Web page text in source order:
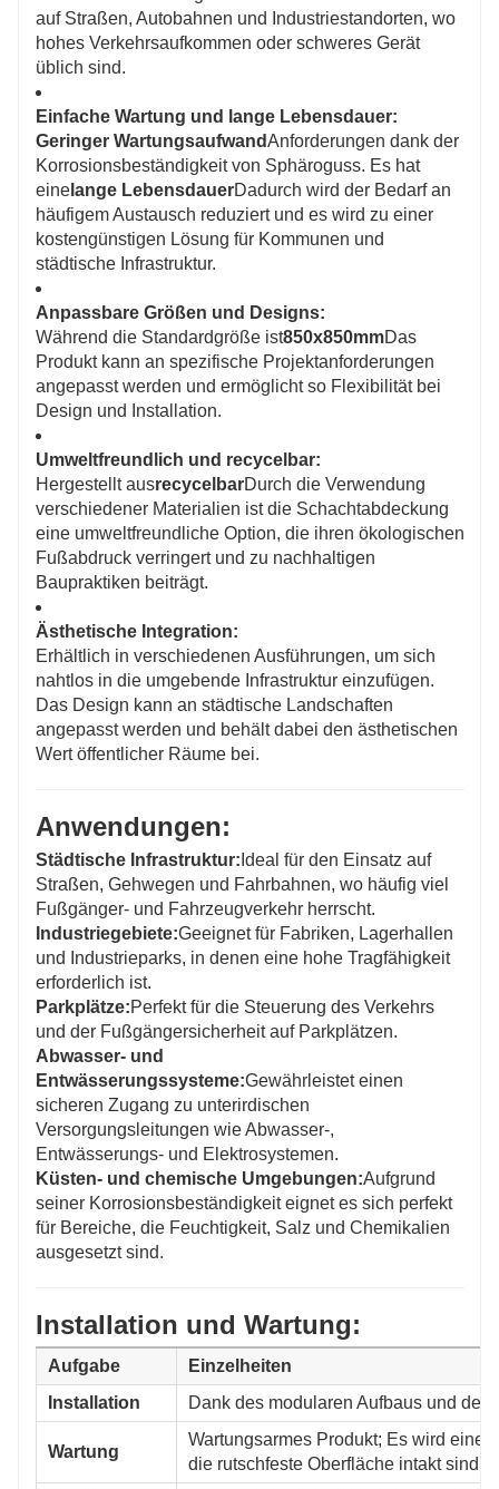
auf Straßen, Autobahnen und Industriestandorten, wo
hohes Verkehrsaufkommen oder schweres Gerät
üblich sind.
Einfache Wartung und lange Lebensdauer:
Geringer WartungsaufwandAnforderungen dank der
Korrosionsbeständigkeit von Sphäroguss. Es hat
eine lange LebensdauerDadurch wird der Bedarf an
häufigem Austausch reduziert und es wird zu einer
kostengünstigen Lösung für Kommunen und
städtische Infrastruktur.
Anpassbare Größen und Designs:
Während die Standardgröße ist850x850mmDas
Produkt kann an spezifische Projektanforderungen
angepasst werden und ermöglicht so Flexibilität bei
Design und Installation.
Umweltfreundlich und recycelbar:
Hergestellt ausrecycelbarDurch die Verwendung
verschiedener Materialien ist die Schachtabdeckung
eine umweltfreundliche Option, die ihren ökologischen
Fußabdruck verringert und zu nachhaltigen
Baupraktiken beiträgt.
Ästhetische Integration:
Erhältlich in verschiedenen Ausführungen, um sich
nahtlos in die umgebende Infrastruktur einzufügen.
Das Design kann an städtische Landschaften
angepasst werden und behält dabei den ästhetischen
Wert öffentlicher Räume bei.
Anwendungen:
Städtische Infrastruktur: Ideal für den Einsatz auf
Straßen, Gehwegen und Fahrbahnen, wo häufig viel
Fußgänger- und Fahrzeugverkehr herrscht.
Industriegebiete:Geeignet für Fabriken, Lagerhallen
und Industrieparks, in denen eine hohe Tragfähigkeit
erforderlich ist.
Parkplätze:Perfekt für die Steuerung des Verkehrs
und der Fußgängersicherheit auf Parkplätzen.
Abwasser- und
Entwässerungssysteme:Gewährleistet einen
sicheren Zugang zu unterirdischen
Versorgungsleitungen wie Abwasser-,
Entwässerungs- und Elektrosystemen.
Küsten- und chemische Umgebungen:Aufgrund
seiner Korrosionsbeständigkeit eignet es sich perfekt
für Bereiche, die Feuchtigkeit, Salz und Chemikalien
ausgesetzt sind.
Installation und Wartung:
Aufgabe
Einzelheiten
Installation
Dank des modularen Aufbaus und
Wartung
Wartungsarmes Produkt; Es wird eine
die rutschfeste Oberfläche intakt sind.